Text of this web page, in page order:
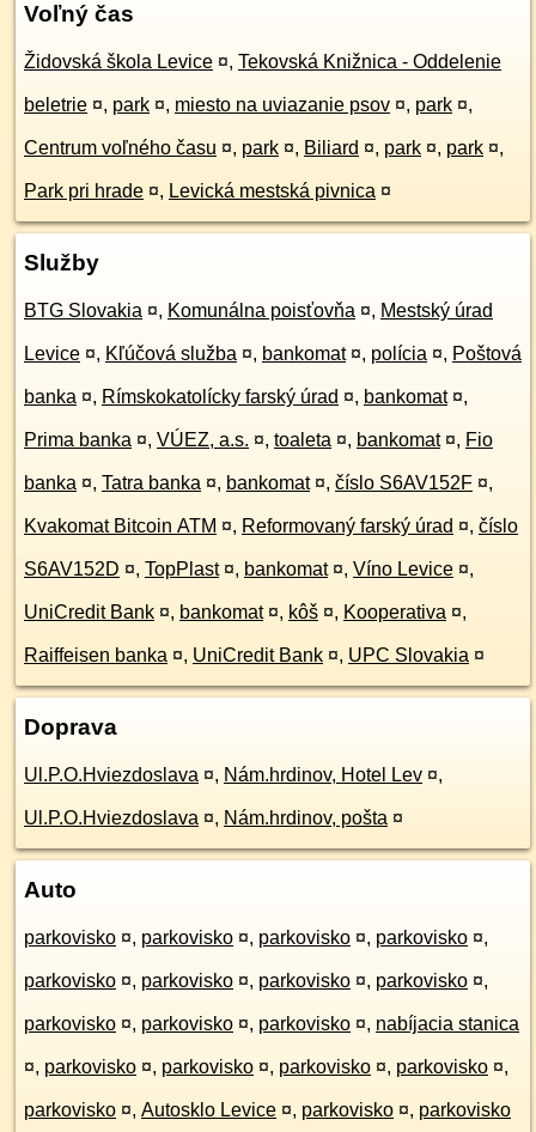
Voľný čas
Židovská škola Levice ¤, Tekovská Knižnica - Oddelenie
beletrie ¤, park ¤, miesto na uviazanie psov ¤, park ¤,
Centrum voľného času ¤, park ¤, Biliard ¤, park ¤, park ¤,
Park pri hrade ¤, Levická mestská pivnica ¤
Služby
BTG Slovakia ¤, Komunálna poisťovňa ¤, Mestský úrad
Levice ¤, Kľúčová služba ¤, bankomat ¤, polícia ¤, Poštová
banka ¤, Rímskokatolícky farský úrad ¤, bankomat ¤,
Prima banka ¤, VÚEZ, a.s. ¤, toaleta ¤, bankomat ¤, Fio
banka ¤, Tatra banka ¤, bankomat ¤, číslo S6AV152F ¤,
Kvakomat Bitcoin ATM ¤, Reformovaný farský úrad ¤, číslo
S6AV152D ¤, TopPlast ¤, bankomat ¤, Víno Levice ¤,
UniCredit Bank ¤, bankomat ¤, kôš ¤, Kooperativa ¤,
Raiffeisen banka ¤, UniCredit Bank ¤, UPC Slovakia ¤
Doprava
Ul.P.O.Hviezdoslava ¤, Nám.hrdinov, Hotel Lev ¤,
Ul.P.O.Hviezdoslava ¤, Nám.hrdinov, pošta ¤
Auto
parkovisko ¤, parkovisko ¤, parkovisko ¤, parkovisko ¤,
parkovisko ¤, parkovisko ¤, parkovisko ¤, parkovisko ¤,
parkovisko ¤, parkovisko ¤, parkovisko ¤, nabíjacia stanica
¤, parkovisko ¤, parkovisko ¤, parkovisko ¤, parkovisko ¤,
parkovisko ¤, Autosklo Levice ¤, parkovisko ¤, parkovisko